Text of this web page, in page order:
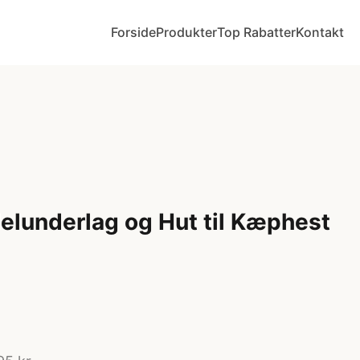
ForsideProdukterTop RabatterKontakt
og Hut til Kæphest